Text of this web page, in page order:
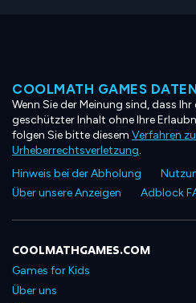
COOLMATH GAMES
Wenn Sie der Meinung sind, dass
geschützter Inhalt ohne Ihre
folgen Sie bitte diesem Verfahren
Urheberrechtsverletzung.
Hinweis bei der Abholung
Über unsere Anzeigen
Adblock
COOLMATHGAMES.COM
Games for Kids
Über uns